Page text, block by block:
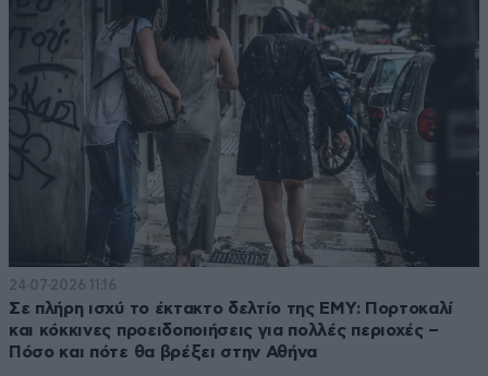
24·07·2026 11:16
Σε πλήρη ισχύ το έκτακτο δελτίο της ΕΜΥ: Πορτοκαλί
και κόκκινες προειδοποιήσεις για πολλές περιοχές –
Πόσο και πότε θα βρέξει στην Αθήνα